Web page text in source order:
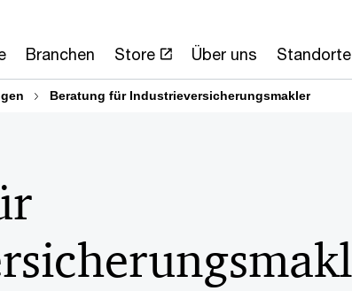
Branchen Store Über uns Standorte
Beratung für Industrieversicherungsmakler